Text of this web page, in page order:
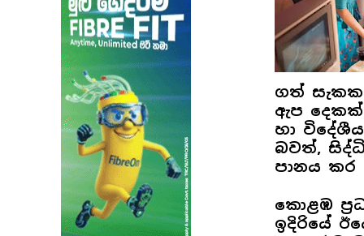
ගත්
ඇප දෙකක්
හා
බවත්,
පානය කර
කොළඹ
ඉදිරියේ